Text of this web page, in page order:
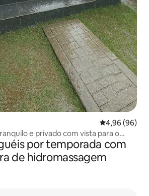
4,96 de uma
4,96 (96)
e privado com vista para o
por temporada com
de hidromassagem